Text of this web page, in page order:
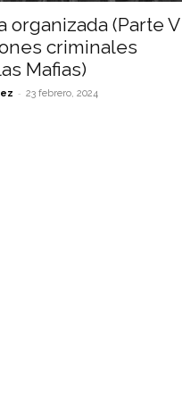
organizada (Parte V
criminales
Mafias)
- 23 febrero, 2024